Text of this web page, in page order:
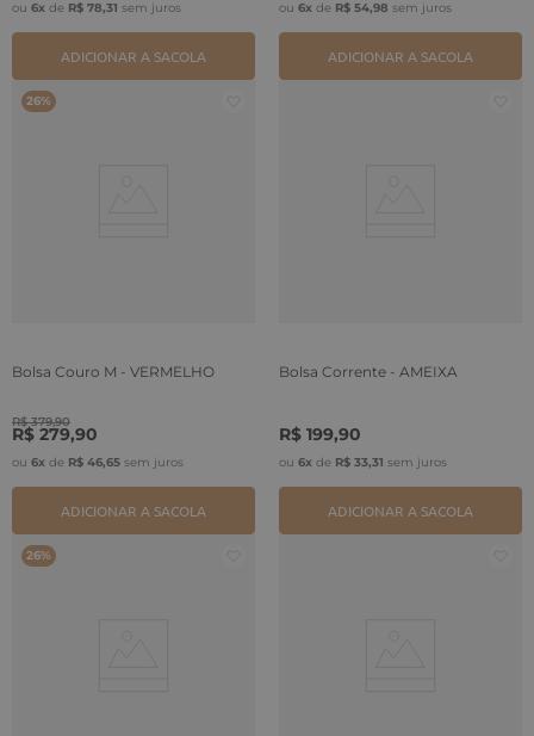
ou 6x de R$ 78,31 sem juros
ADICIONAR A SACOLA
ou 6x de R$ 54,98 sem juros
ADICIONAR A SACOLA
26%
Bolsa Couro M - VERMELHO
R$ 379,90
R$ 279,90
ou 6x de R$ 46,65 sem juros
ADICIONAR A SACOLA
Bolsa Corrente - AMEIXA
R$ 199,90
ou 6x de R$ 33,31 sem juros
ADICIONAR A SACOLA
26%